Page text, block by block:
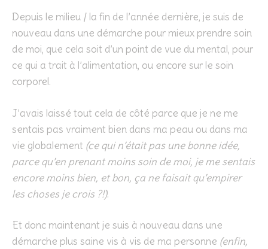
Depuis le milieu / la fin de l’année dernière, je suis de
nouveau dans une démarche pour mieux prendre soin
de moi, que cela soit d’un point de vue du mental, pour
ce qui a trait à l’alimentation, ou encore sur le soin
corporel.
J’avais laissé tout cela de côté parce que je ne me
sentais pas vraiment bien dans ma peau ou dans ma
vie globalement (ce qui n’était pas une bonne idée,
parce qu’en prenant moins soin de moi, je me sentais
encore moins bien, et bon, ça ne faisait qu’empirer
les choses je crois ?!).
Et donc maintenant je suis à nouveau dans une
démarche plus saine vis à vis de ma personne (enfin,